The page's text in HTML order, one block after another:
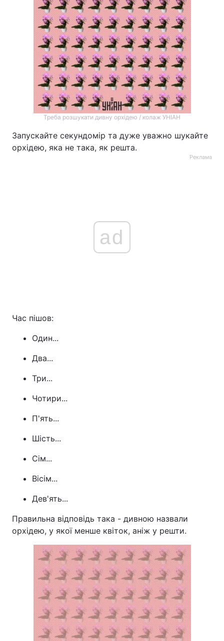
Треба розшукати дивну орхідею / колаж УНІАН
Запускайте секундомір та дуже уважно шукайте
орхідею, яка не така, як решта.
Реклама
ad
Час пішов:
Один...
Два...
Три...
Чотири...
П'ять...
Шість...
Сім...
Вісім...
Дев'ять...
Правильна відповідь така - дивною назвали
орхідею, у якої менше квіток, аніж у решти.